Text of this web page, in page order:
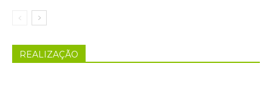
REALIZAÇÃO